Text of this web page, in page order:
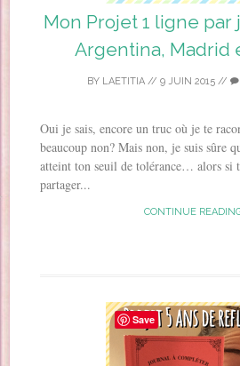
Mon Projet 1 ligne par
Argentina, Madrid
BY LAETITIA// 9 JUIN 2015//
Oui je sais, encore un truc où je te
beaucoup non? Mais non, je suis sûre
atteint ton seuil de tolérance… alors si
partager...
CONTINUE
Save